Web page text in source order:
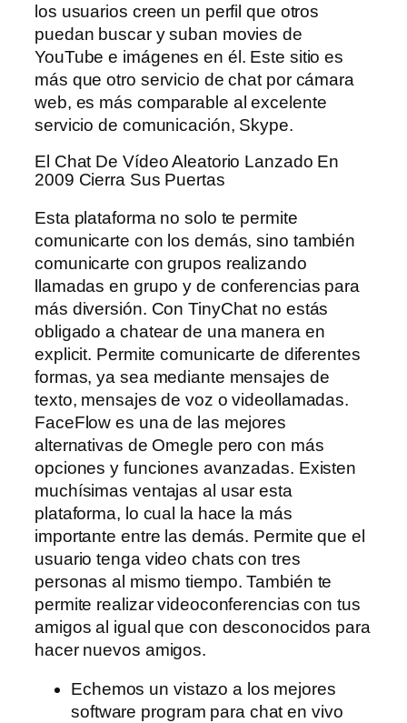
los usuarios creen un perfil que otros
puedan buscar y suban movies de
YouTube e imágenes en él. Este sitio es
más que otro servicio de chat por cámara
web, es más comparable al excelente
servicio de comunicación, Skype.
El Chat De Vídeo Aleatorio Lanzado En
2009 Cierra Sus Puertas
Esta plataforma no solo te permite
comunicarte con los demás, sino también
comunicarte con grupos realizando
llamadas en grupo y de conferencias para
más diversión. Con TinyChat no estás
obligado a chatear de una manera en
explicit. Permite comunicarte de diferentes
formas, ya sea mediante mensajes de
texto, mensajes de voz o videollamadas.
FaceFlow es una de las mejores
alternativas de Omegle pero con más
opciones y funciones avanzadas. Existen
muchísimas ventajas al usar esta
plataforma, lo cual la hace la más
importante entre las demás. Permite que el
usuario tenga video chats con tres
personas al mismo tiempo. También te
permite realizar videoconferencias con tus
amigos al igual que con desconocidos para
hacer nuevos amigos.
Echemos un vistazo a los mejores
software program para chat en vivo